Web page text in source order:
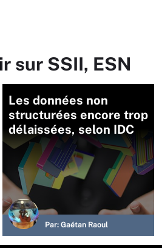
sur SSII, ESN
Les données non
structurées encore trop
délaissées, selon IDC
Par: Gaétan Raoul